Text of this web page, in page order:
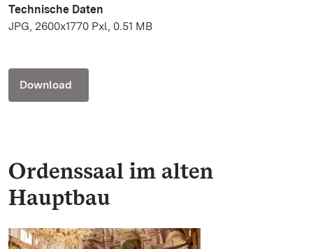
Technische Daten
JPG, 2600x1770 Pxl, 0.51 MB
Download
Ordenssaal im alten
Hauptbau